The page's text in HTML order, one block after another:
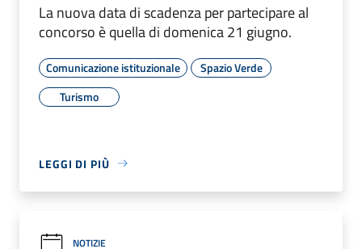
La nuova data di scadenza per partecipare al
concorso è quella di domenica 21 giugno.
Comunicazione istituzionale
Spazio Verde
Turismo
LEGGI DI PIÙ
NOTIZIE